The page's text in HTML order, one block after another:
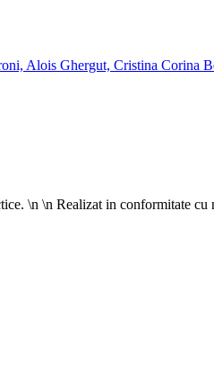
\n \n Realizat in conformitate